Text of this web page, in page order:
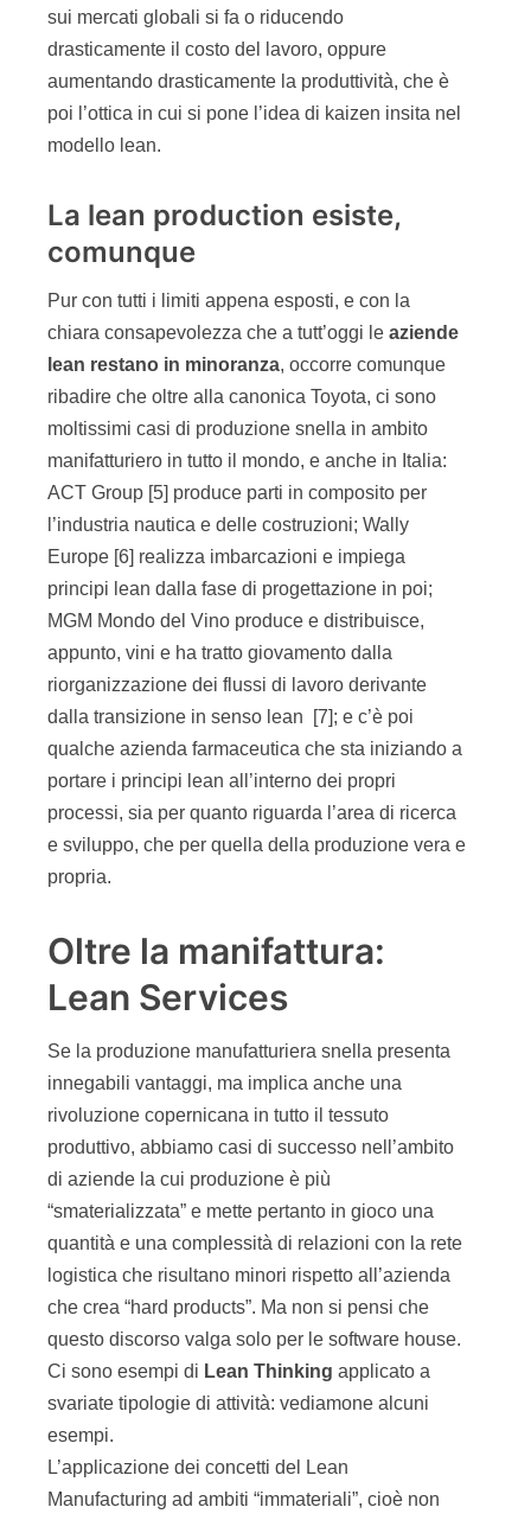
sui mercati globali si fa o riducendo
drasticamente il costo del lavoro, oppure
aumentando drasticamente la produttività, che è
poi l’ottica in cui si pone l’idea di kaizen insita nel
modello lean.
La lean production esiste,
comunque
Pur con tutti i limiti appena esposti, e con la
chiara consapevolezza che a tutt’oggi le aziende
lean restano in minoranza, occorre comunque
ribadire che oltre alla canonica Toyota, ci sono
moltissimi casi di produzione snella in ambito
manifatturiero in tutto il mondo, e anche in Italia:
ACT Group [5] produce parti in composito per
l’industria nautica e delle costruzioni; Wally
Europe [6] realizza imbarcazioni e impiega
principi lean dalla fase di progettazione in poi;
MGM Mondo del Vino produce e distribuisce,
appunto, vini e ha tratto giovamento dalla
riorganizzazione dei flussi di lavoro derivante
dalla transizione in senso lean [7]; e c’è poi
qualche azienda farmaceutica che sta iniziando a
portare i principi lean all’interno dei propri
processi, sia per quanto riguarda l’area di ricerca
e sviluppo, che per quella della produzione vera e
propria.
Oltre la manifattura:
Lean Services
Se la produzione manufatturiera snella presenta
innegabili vantaggi, ma implica anche una
rivoluzione copernicana in tutto il tessuto
produttivo, abbiamo casi di successo nell’ambito
di aziende la cui produzione è più
“smaterializzata” e mette pertanto in gioco una
quantità e una complessità di relazioni con la rete
logistica che risultano minori rispetto all’azienda
che crea “hard products”. Ma non si pensi che
questo discorso valga solo per le software house.
Ci sono esempi di Lean Thinking applicato a
svariate tipologie di attività: vediamone alcuni
esempi.
L’applicazione dei concetti del Lean
Manufacturing ad ambiti “immateriali”, cioè non